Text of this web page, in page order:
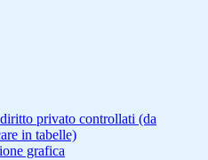
privato controllati (da
in tabelle)
grafica